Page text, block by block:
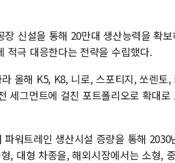
신설을 통해 20만대 생산능력을 확
적극 대응한다는 전략을 수립했다.
올해 K5, K8, 니로, 스포티지, 쏘렌토
세그먼트에 걸친 포트폴리오로 확대
워트레인 생산시설 증량을 통해
, 대형 차종을, 해외시장에서는 소형,